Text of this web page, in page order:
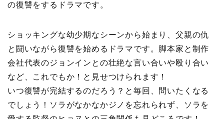
の復讐をするドラマです。
ショッキングな幼少期なシーンから始まり、父親の仇
と闘いながら復讐を始めるドラマです。脚本家と制作
会社代表のジョンインとの壮絶な言い合いや殴り合い
など、これでもか！と見せつけられます！
いつ復讐が完結するのだろう？と毎回、問いたくなる
でしょう！ソラがなかなかジノを忘れられず、ソラを